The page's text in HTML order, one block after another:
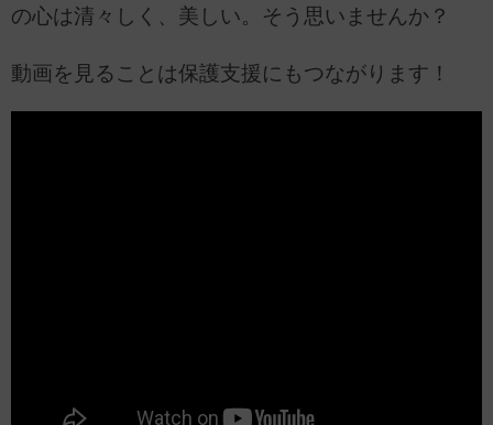
の心は清々しく、美しい。そう思いませんか？
動画を見ることは保護支援にもつながります！